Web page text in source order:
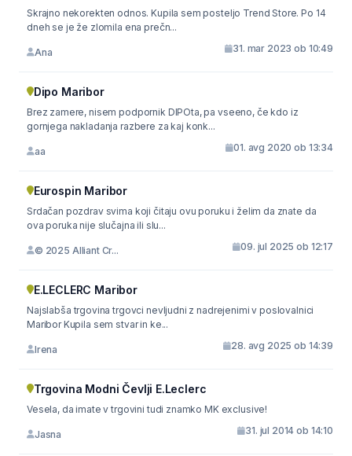
Skrajno nekorekten odnos. Kupila sem posteljo Trend Store. Po 14
dneh se je že zlomila ena prečn...
Ana 31. mar 2023 ob 10:49
Dipo Maribor
Brez zamere, nisem podpornik DIPOta, pa vseeno, če kdo iz
gornjega nakladanja razbere za kaj konk...
aa 01. avg 2020 ob 13:34
Eurospin Maribor
Srdačan pozdrav svima koji čitaju ovu poruku i želim da znate da
ova poruka nije slučajna ili slu...
© 2025 Alliant Cr... 09. jul 2025 ob 12:17
E.LECLERC Maribor
Najslabša trgovina trgovci nevljudni z nadrejenimi v poslovalnici
Maribor Kupila sem stvar in ke...
Irena 28. avg 2025 ob 14:39
Trgovina Modni Čevlji E.Leclerc
Vesela, da imate v trgovini tudi znamko MK exclusive!
Jasna 31. jul 2014 ob 14:10